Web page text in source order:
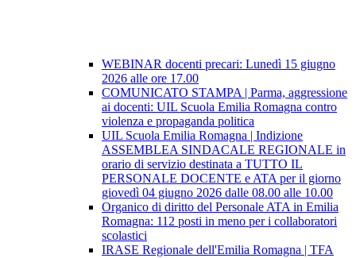
WEBINAR docenti precari: Lunedì 15 giugno
2026 alle ore 17.00
COMUNICATO STAMPA | Parma, aggressione
ai docenti: UIL Scuola Emilia Romagna contro
violenza e propaganda politica
UIL Scuola Emilia Romagna | Indizione
ASSEMBLEA SINDACALE REGIONALE in
orario di servizio destinata a TUTTO IL
PERSONALE DOCENTE e ATA per il giorno
giovedì 04 giugno 2026 dalle 08.00 alle 10.00
Organico di diritto del Personale ATA in Emilia
Romagna: 112 posti in meno per i collaboratori
scolastici
IRASE Regionale dell'Emilia Romagna | TFA